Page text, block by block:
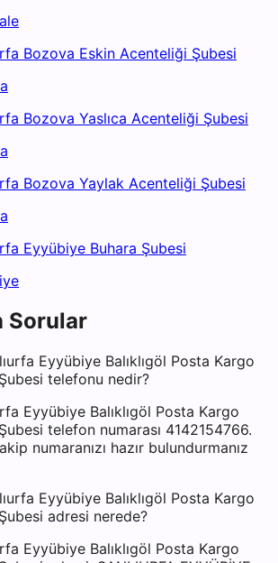
Bozova Eskin Acenteliği Şubesi
Bozova Yaslıca Acenteliği Şubesi
Bozova Yaylak Acenteliği Şubesi
Eyyübiye Buhara Şubesi
Sorular
Eyyübiye Balıklıgöl Posta Kargo
telefonu nedir?
Eyyübiye Balıklıgöl Posta Kargo
telefon numarası 4142154766.
numaranızı hazır bulundurmanız
Eyyübiye Balıklıgöl Posta Kargo
adresi nerede?
Eyyübiye Balıklıgöl Posta Kargo